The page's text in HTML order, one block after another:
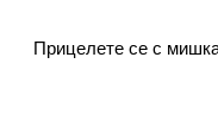
Прицелете се с